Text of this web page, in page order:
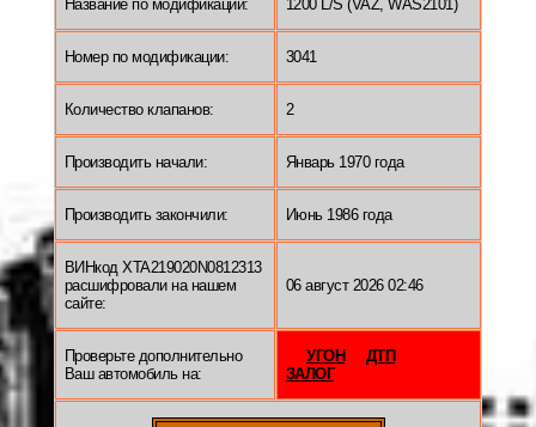
Название по модификации: 1200 L/S (VAZ, WAS2101)
Номер по модификации: 3041
Количество клапанов: 2
Производить начали: Январь 1970 года
Производить закончили: Июнь 1986 года
ВИНкод XTA219020N0812313
расшифровали на нашем
сайте:
06 август 2026 02:46
Проверьте дополнительно
Ваш автомобиль на:
УГОН
ДТП
ЗАЛОГ